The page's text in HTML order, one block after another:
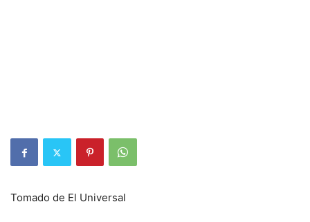
Tomado de El Universal